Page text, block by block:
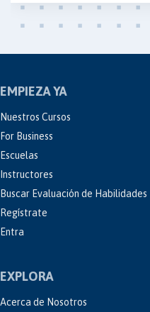
EMPIEZA YA
Nuestros Cursos
For Business
Escuelas
Instructores
Buscar Evaluación de Habilidades
Regístrate
Entra
EXPLORA
Acerca de Nosotros